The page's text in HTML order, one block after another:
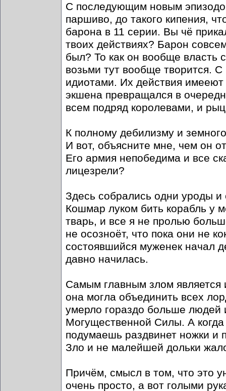
С последующим новым
паршиво, до такого кипения,
барона в 11 серии. Вы чё
твоих действиях? Барон
был? То как он вообще власть
возьми тут вообще творится.
идиотами. Их действия имееют
экшена превращался в
всем подряд королевами, и
К полному дебилизму и
И вот, объясните мне, чем он
Его армия непобедима и все
лицезрели?
Здесь собрались одни уроды
Кошмар луком бить корабль у
тварь, и все я не пролью
не осозноёт, что пока они не
состоявшийся муженек начал
давно начилась.
Самым главным злом является
она могла объединить всех
умерло гораздо больше людей
Могущественной Силы. А
подумаешь раздвинет ножки и
Зло и не малейшей дольки
Причём, смысл в том, что это
очень просто, а вот голыми